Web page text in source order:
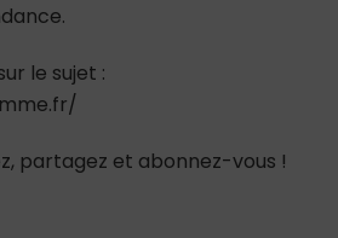
le sujet :
partagez et abonnez-vous !